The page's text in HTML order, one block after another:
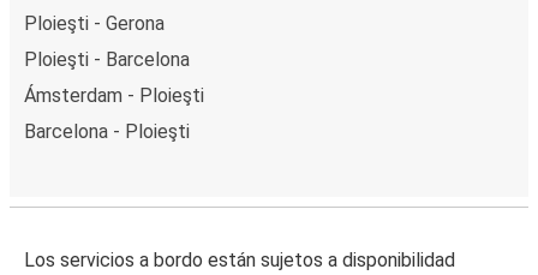
Ploieşti - Gerona
Ploieşti - Barcelona
Ámsterdam - Ploieşti
Barcelona - Ploieşti
Los servicios a bordo están sujetos a disponibilidad